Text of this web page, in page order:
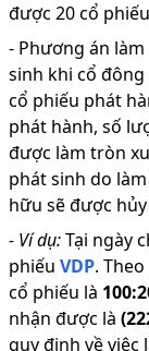
được 20 cổ
- Phương án
sinh khi cổ
cổ phiếu phát
phát hành, số
được làm tròn
phát sinh do
hữu sẽ được
- Ví dụ:Tại ngày
phiếu VDP.
cổ phiếu là 100:
nhận được là (
quy định về việc